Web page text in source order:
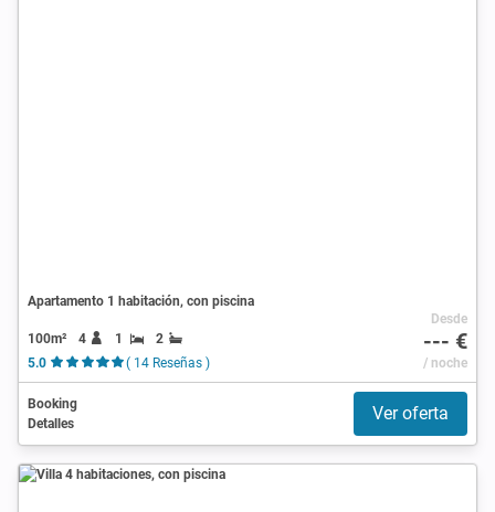
Apartamento 1 habitación, con piscina
100m² 4 1
2
5.0
( 14 Reseñas )
Desde
--- €
/ noche
Booking
Detalles
Ver oferta